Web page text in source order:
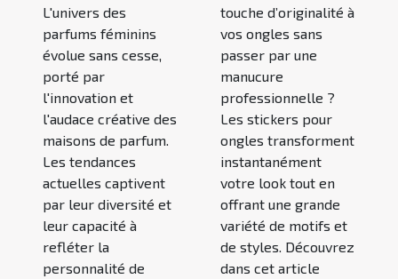
L'univers des
parfums féminins
évolue sans cesse,
porté par
l'innovation et
l'audace créative des
maisons de parfum.
Les tendances
actuelles captivent
par leur diversité et
leur capacité à
refléter la
personnalité de
touche d’originalité à
vos ongles sans
passer par une
manucure
professionnelle ?
Les stickers pour
ongles transforment
instantanément
votre look tout en
offrant une grande
variété de motifs et
de styles. Découvrez
dans cet article